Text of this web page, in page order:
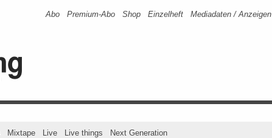
Abo Premium-Abo Shop Einzelheft Mediadaten / Anzeigen
Mixtape Live Live things Next Generation